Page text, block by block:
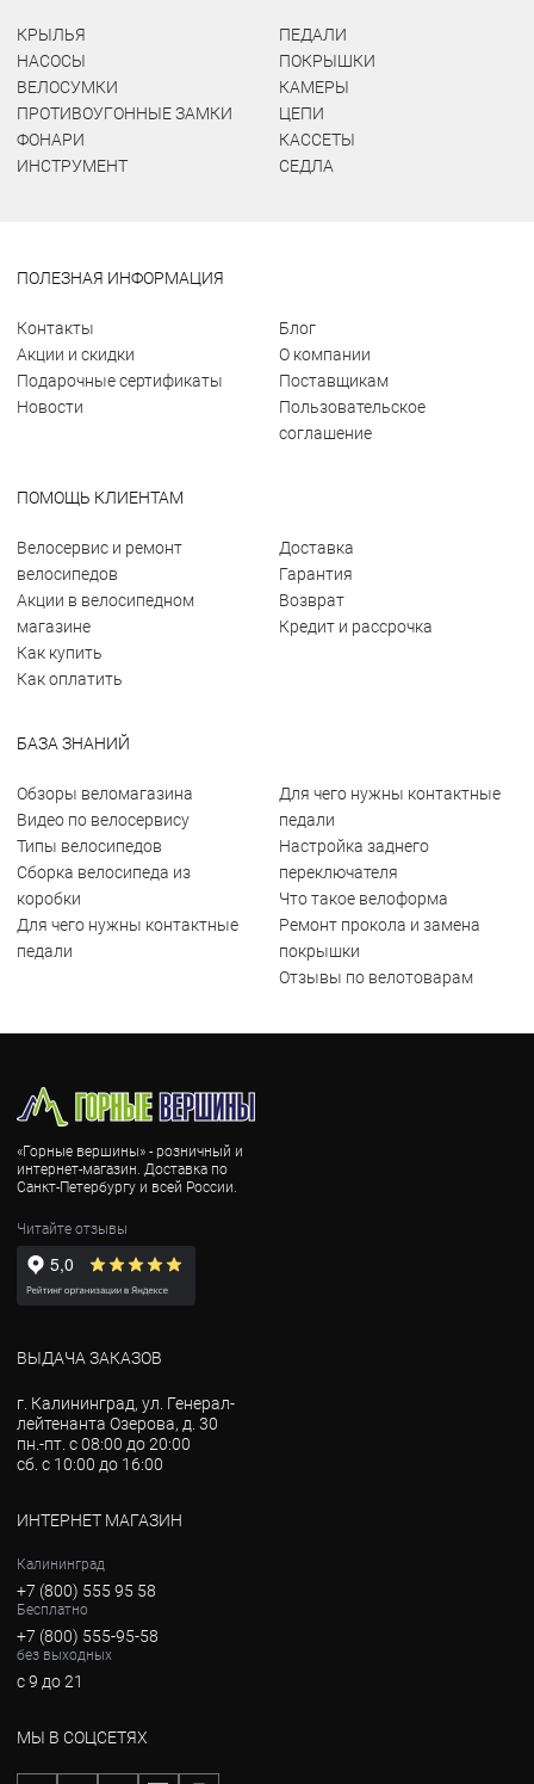
КРЫЛЬЯ
НАСОСЫ
ВЕЛОСУМКИ
ПРОТИВОУГОННЫЕ ЗАМКИ
ФОНАРИ
ИНСТРУМЕНТ
ПЕДАЛИ
ПОКРЫШКИ
КАМЕРЫ
ЦЕПИ
КАССЕТЫ
СЕДЛА
ПОЛЕЗНАЯ ИНФОРМАЦИЯ
Контакты
Акции и скидки
Подарочные сертификаты
Новости
Блог
О компании
Поставщикам
Пользовательское
соглашение
ПОМОЩЬ КЛИЕНТАМ
Велосервис и ремонт
велосипедов
Акции в велосипедном
магазине
Как купить
Как оплатить
Доставка
Гарантия
Возврат
Кредит и рассрочка
БАЗА ЗНАНИЙ
Обзоры веломагазина
Видео по велосервису
Типы велосипедов
Сборка велосипеда из
коробки
Для чего нужны контактные
педали
Для чего нужны контактные
педали
Настройка заднего
переключателя
Что такое велоформа
Ремонт прокола и замена
покрышки
Отзывы по велотоварам
«Горные вершины» - розничный и
интернет-магазин. Доставка по
Санкт-Петербургу и всей России.
Читайте отзывы
ВЫДАЧА ЗАКАЗОВ
г. Калининград, ул. Генерал-
лейтенанта Озерова, д. 30
пн.-пт. с 08:00 до 20:00
сб. с 10:00 до 16:00
ИНТЕРНЕТ МАГАЗИН
Калининград
+7 (800) 555 95 58
Бесплатно
+7 (800) 555-95-58
без выходных
с 9 до 21
МЫ В СОЦСЕТЯХ